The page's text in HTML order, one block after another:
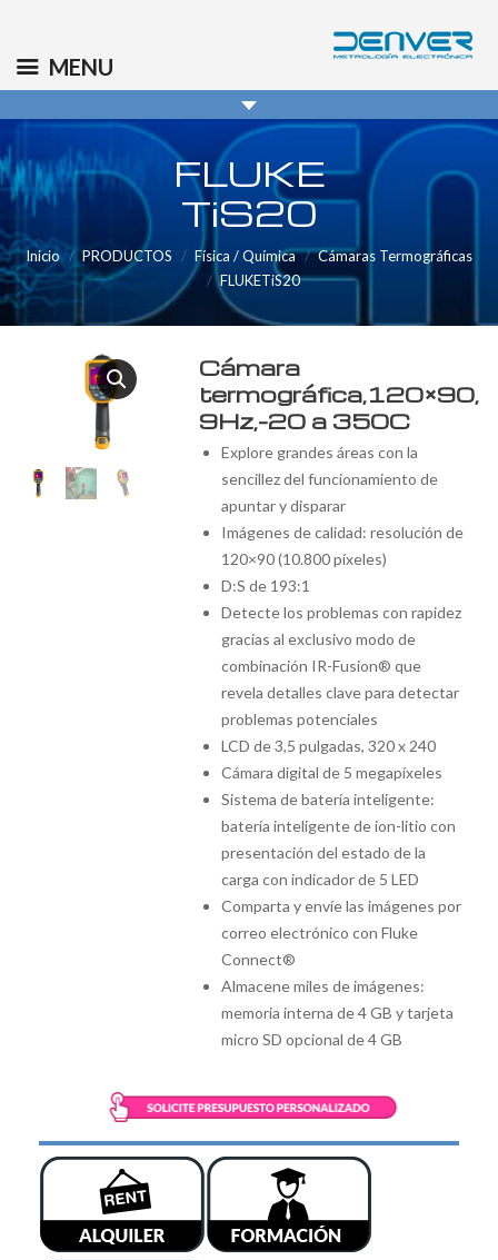
info@denver.es
FLUKE
TiS20
Inicio PRODUCTOS Física / Química
Cámaras Termográficas
FLUKETiS20
Cámara
termográfica,120×90,
9Hz,-20 a 350C
Explore grandes áreas con la
sencillez del funcionamiento de
apuntar y disparar
Imágenes de calidad: resolución de
120×90 (10.800 píxeles)
D:S de 193:1
Detecte los problemas con rapidez
gracias al exclusivo modo de
combinación IR-Fusion® que
revela detalles clave para detectar
problemas potenciales
LCD de 3,5 pulgadas, 320 x 240
Cámara digital de 5 megapíxeles
Sistema de batería inteligente:
batería inteligente de ion-litio con
presentación del estado de la
carga con indicador de 5 LED
Comparta y envíe las imágenes por
correo electrónico con Fluke
Connect®
Almacene miles de imágenes:
memoria interna de 4 GB y tarjeta
micro SD opcional de 4 GB
MENU